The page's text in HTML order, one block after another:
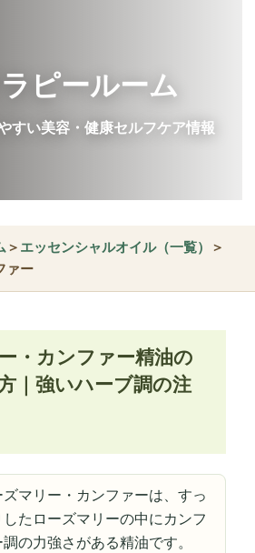
ピールーム
すい美容・健康セルフケア情報
＞ エッセンシャルオイル（一覧）
＞
ァー
・カンファー精油の
｜強いハーブ調の注
ズマリー・カンファーは、すっ
したローズマリーの中にカンフ
調の力強さがある精油です。